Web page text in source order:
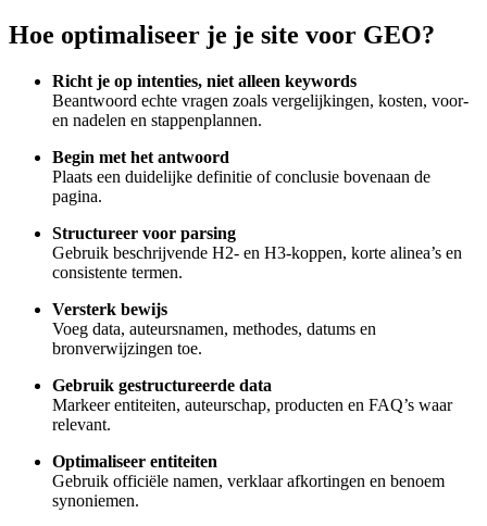
Hoe optimaliseer je je site voor GEO?
Richt je op intenties, niet alleen keywords
Beantwoord echte vragen zoals vergelijkingen, kosten, voor-
en nadelen en stappenplannen.
Begin met het antwoord
Plaats een duidelijke definitie of conclusie bovenaan de
pagina.
Structureer voor parsing
Gebruik beschrijvende H2- en H3-koppen, korte alinea’s en
consistente termen.
Versterk bewijs
Voeg data, auteursnamen, methodes, datums en
bronverwijzingen toe.
Gebruik gestructureerde data
Markeer entiteiten, auteurschap, producten en FAQ’s waar
relevant.
Optimaliseer entiteiten
Gebruik officiële namen, verklaar afkortingen en benoem
synoniemen.